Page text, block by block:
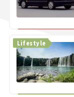
Lifestyle